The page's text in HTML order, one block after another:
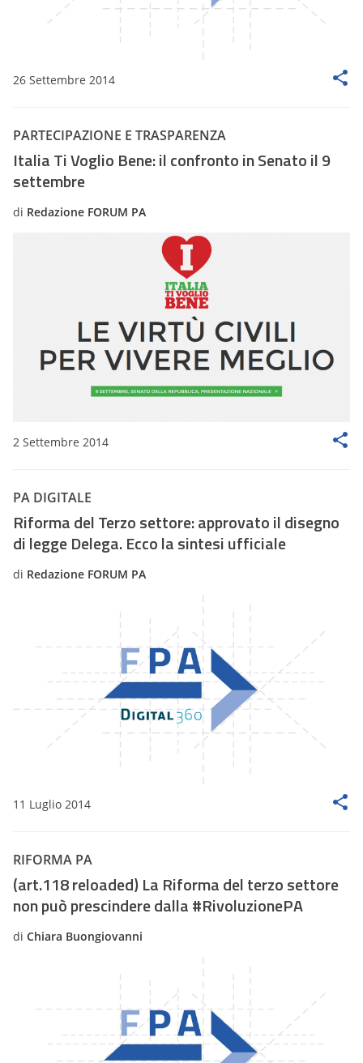
26 Settembre 2014
PARTECIPAZIONE E TRASPARENZA
Italia Ti Voglio Bene: il confronto in Senato il 9
settembre
di Redazione FORUM PA
2 Settembre 2014
PA DIGITALE
Riforma del Terzo settore: approvato il disegno
di legge Delega. Ecco la sintesi ufficiale
di Redazione FORUM PA
11 Luglio 2014
RIFORMA PA
(art.118 reloaded) La Riforma del terzo settore
non può prescindere dalla #RivoluzionePA
di Chiara Buongiovanni